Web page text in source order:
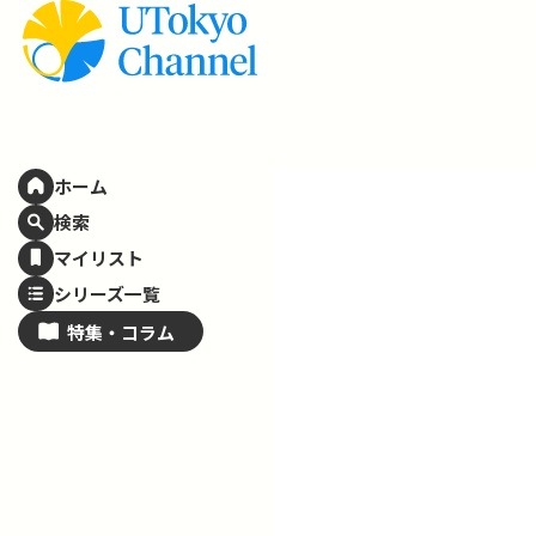
ホーム
検索
マイリスト
シリーズ一覧
特集・ コラム